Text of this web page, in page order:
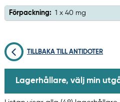
Förpackning: 1 x 40 mg
TILLBAKA TILL ANTIDOTER
Lagerhållare, välj min